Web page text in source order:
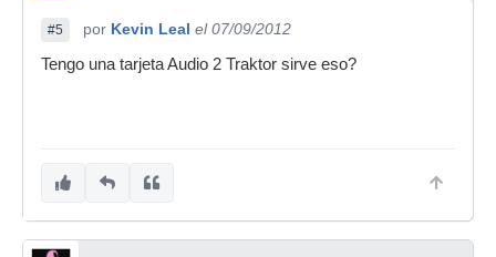
#5 por Kevin Leal el 07/09/2012
Tengo una tarjeta Audio 2 Traktor sirve eso?